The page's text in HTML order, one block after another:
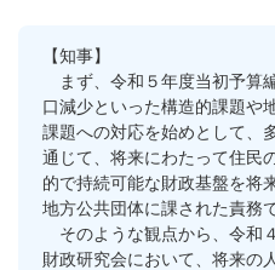
【知事】
まず、令和５年度当初予算
口減少といった構造的課題や
課題への対応を始めとして、
通じて、将来にわたって住民
的で持続可能な財政基盤を将
地方公共団体に課された責務
そのような観点から、令和
財政研究会において、将来の